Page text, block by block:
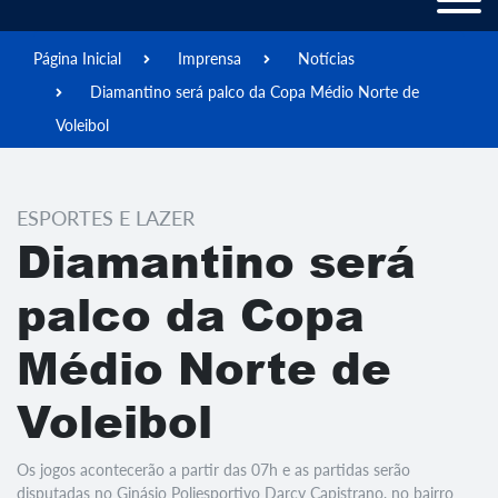
Página Inicial Imprensa
Notícias
Diamantino será palco da Copa Médio Norte de
Voleibol
ESPORTES E LAZER
Diamantino será
palco da Copa
Médio Norte de
Voleibol
Os jogos acontecerão a partir das 07h e as partidas serão
disputadas no Ginásio Poliesportivo Darcy Capistrano, no bairro